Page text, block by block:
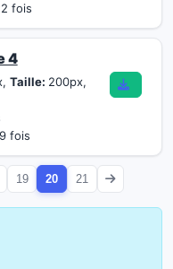
fois
4
Taille: 200px,
fois
19 20 21